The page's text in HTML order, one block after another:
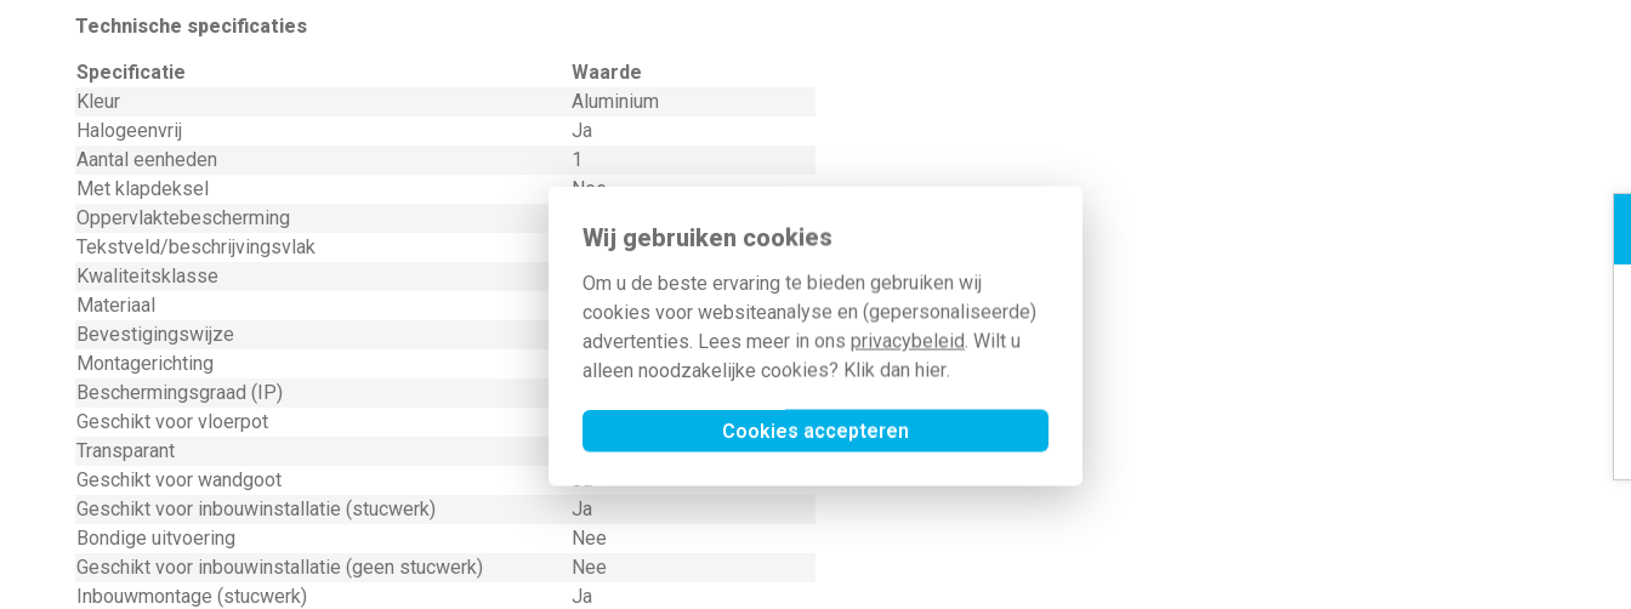
Wij gebruiken cookies
Om u de beste ervaring te bieden gebruiken wij
cookies voor websiteanalyse en (gepersonaliseerde)
advertenties. Lees meer in ons privacybeleid. Wilt u
alleen noodzakelijke cookies? Klik dan hier.
Cookies accepteren
Technische specificaties
Specificatie
Waarde
Kleur
Aluminium
Halogeenvrij
Ja
Aantal eenheden
1
Met klapdeksel
Nee
Oppervlaktebescherming
Tekstveld/beschrijvingsvlak
Nee
Kwaliteitsklasse
Thermoplast
Materiaal
Kunststof
Bevestigingswijze
Klembevestiging
Montagerichting
Horizontaal en verticaal
Beschermingsgraad (IP)
Geschikt voor vloerpot
Nee
Transparant
Nee
Geschikt voor wandgoot
Ja
Geschikt voor inbouwinstallatie (stucwerk)
Ja
Bondige uitvoering
Nee
Geschikt voor inbouwinstallatie (geen stucwerk)
Nee
Inbouwmontage (stucwerk)
Ja